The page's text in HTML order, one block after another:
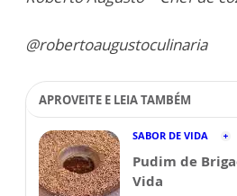
@robertoaugustoculinaria
APROVEITE E LEIA TAMBÉM
SABOR DE VIDA
Pudim de
Vida